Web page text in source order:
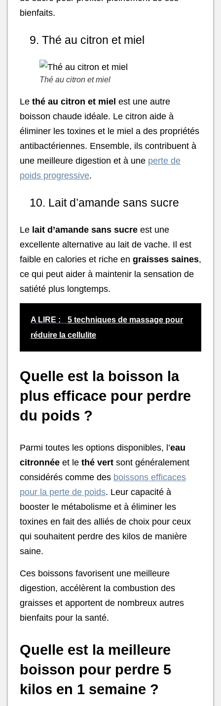
bienfaits.
9. Thé au citron et miel
Thé au citron et miel
Le thé au citron et miel est une autre
boisson chaude idéale. Le citron aide à
éliminer les toxines et le miel a des propriétés
antibactériennes. Ensemble, ils contribuent à
une meilleure digestion et à une perte de
poids progressive.
10. Lait d’amande sans sucre
Le lait d’amande sans sucre est une
excellente alternative au lait de vache. Il est
faible en calories et riche en graisses saines,
ce qui peut aider à maintenir la sensation de
satiété plus longtemps.
A LIRE :
5 techniques de massage pour
réduire la cellulite
Quelle est la boisson la
plus efficace pour perdre
du poids ?
Parmi toutes les options disponibles, l’eau
citronnée et le thé vert sont généralement
considérés comme des boissons efficaces
pour la perte de poids. Leur capacité à
booster le métabolisme et à éliminer les
toxines en fait des alliés de choix pour ceux
qui souhaitent perdre des kilos de manière
saine.
Ces boissons favorisent une meilleure
digestion, accélèrent la combustion des
graisses et apportent de nombreux autres
bienfaits pour la santé.
Quelle est la meilleure
boisson pour perdre 5
kilos en 1 semaine ?